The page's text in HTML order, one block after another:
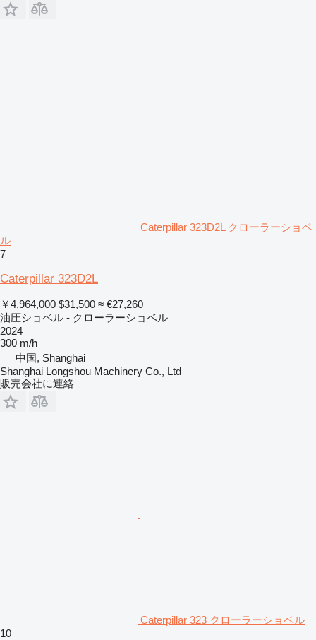
Caterpillar 323D2L クローラーショベ
ル
7
Caterpillar 323D2L
￥4,964,000 $31,500 ≈ €27,260
油圧ショベル - クローラーショベル
2024
300 m/h
中国, Shanghai
Shanghai Longshou Machinery Co., Ltd
販売会社に連絡
Caterpillar 323 クローラーショベル
10